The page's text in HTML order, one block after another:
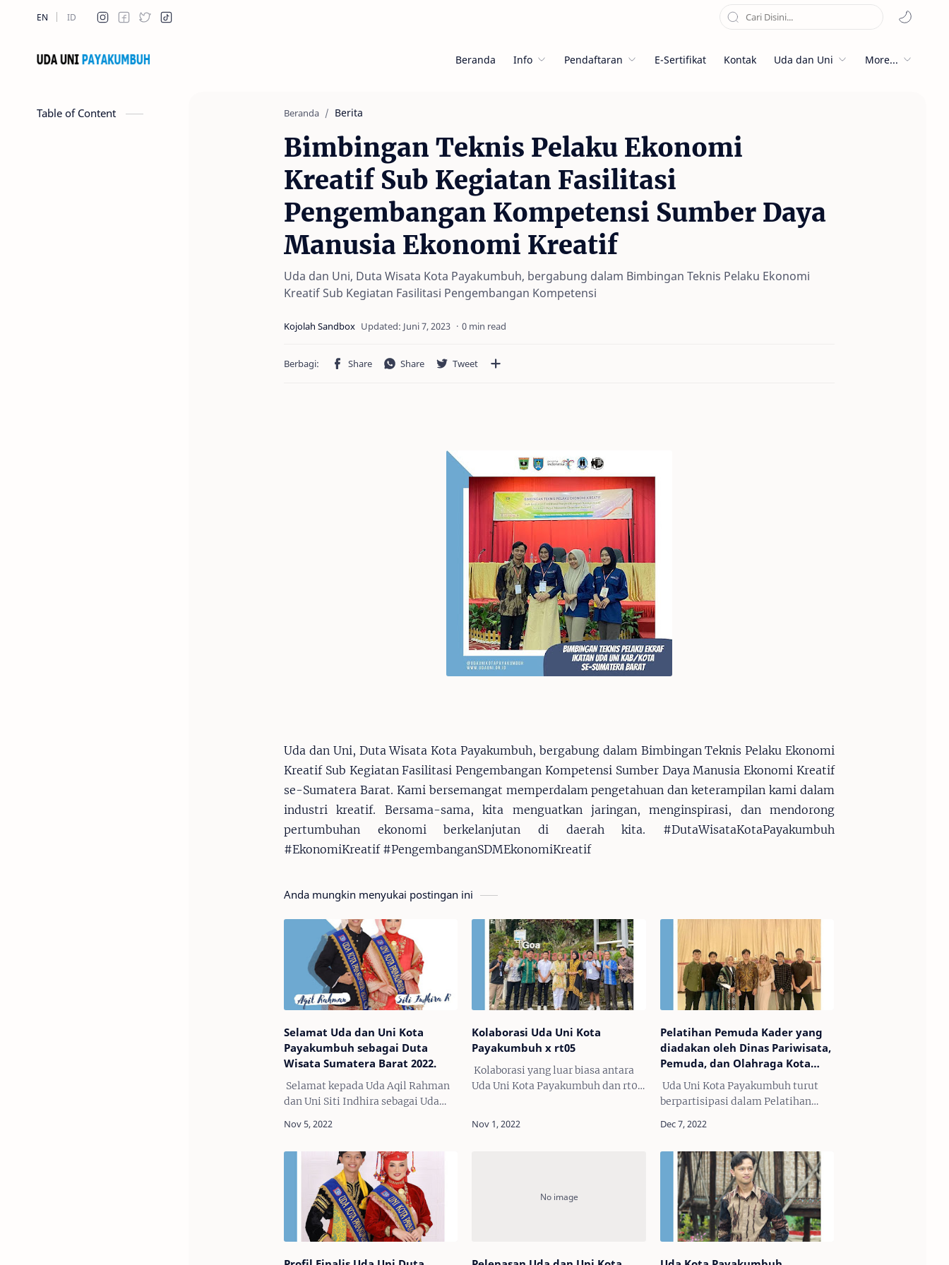
Beranda Info Pendaftaran E-Sertifikat Kontak Uda dan Uni More...
Table of Content Beranda Berita
Bimbingan Teknis Pelaku Ekonomi
Kreatif Sub Kegiatan Fasilitasi
Pengembangan Kompetensi Sumber Daya
Manusia Ekonomi Kreatif
Uda dan Uni, Duta Wisata Kota Payakumbuh, bergabung dalam Bimbingan Teknis Pelaku Ekonomi
Kreatif Sub Kegiatan Fasilitasi Pengembangan Kompetensi
0 min read
Uda dan Uni, Duta Wisata Kota Payakumbuh, bergabung dalam Bimbingan Teknis Pelaku Ekonomi
Kreatif Sub Kegiatan Fasilitasi Pengembangan Kompetensi Sumber Daya Manusia Ekonomi Kreatif
se-Sumatera Barat. Kami bersemangat memperdalam pengetahuan dan keterampilan kami dalam
industri kreatif. Bersama-sama, kita menguatkan jaringan, menginspirasi, dan mendorong
pertumbuhan ekonomi berkelanjutan di daerah kita. #DutaWisataKotaPayakumbuh
#EkonomiKreatif #PengembanganSDMEkonomiKreatif
Anda mungkin menyukai postingan ini
Selamat Uda dan Uni Kota
Payakumbuh sebagai Duta
Wisata Sumatera Barat 2022.
Selamat kepada Uda Aqil Rahman
dan Uni Siti Indhira sebagai Uda
Barat Tahun 2022Malam puncak
Duta Wisata Sumate…
Kolaborasi Uda Uni Kota
Payakumbuh x rt05
Kolaborasi yang luar biasa antara
Uda Uni Kota Payakumbuh dan rt05
menciptakan kisah yang
Pelatihan Pemuda Kader yang
diadakan oleh Dinas Pariwisata,
Pemuda, dan Olahraga Kota
Payakumbuh
Uda Uni Kota Payakumbuh turut
berpartisipasi dalam Pelatihan
Dinas Pariwisata, Pemuda, dan
Bersama-sama, kita mengas…